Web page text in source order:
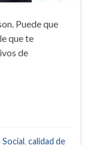
Puede que
que te
de
, calidad de